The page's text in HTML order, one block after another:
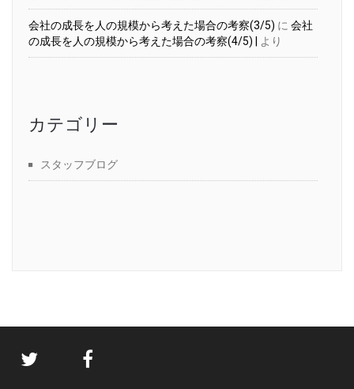
会社の成長を人の規模から考えた場合の考察(3/5) に 会社
の成長を人の規模から考えた場合の考察(4/5) |
より
カテゴリー
スタッフブログ